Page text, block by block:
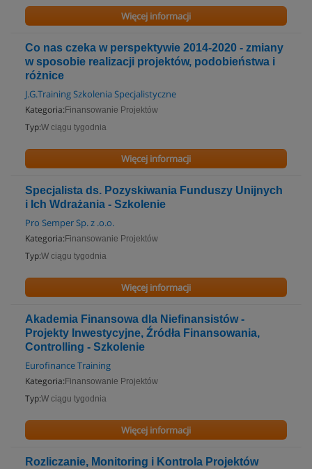
Więcej informacji
Co nas czeka w perspektywie 2014-2020 - zmiany
w sposobie realizacji projektów, podobieństwa i
różnice
J.G.Training Szkolenia Specjalistyczne
Kategoria: Finansowanie Projektów
Typ:W ciągu tygodnia
Więcej informacji
Specjalista ds. Pozyskiwania Funduszy Unijnych
i Ich Wdrażania - Szkolenie
Pro Semper Sp. z .o.o.
Kategoria: Finansowanie Projektów
Typ:W ciągu tygodnia
Więcej informacji
Akademia Finansowa dla Niefinansistów -
Projekty Inwestycyjne, Źródła Finansowania,
Controlling - Szkolenie
Eurofinance Training
Kategoria: Finansowanie Projektów
Typ:W ciągu tygodnia
Więcej informacji
Rozliczanie, Monitoring i Kontrola Projektów